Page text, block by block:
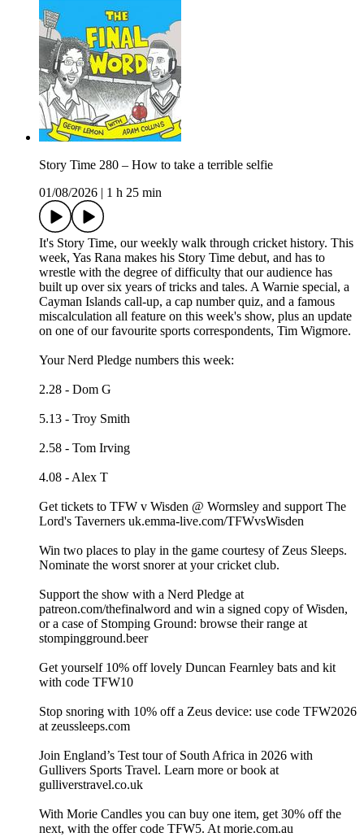
Story Time 280 – How to take a terrible selfie
01/08/2026
1 h 25 min
It's Story Time, our weekly walk through cricket history. This
week, Yas Rana makes his Story Time debut, and has to
wrestle with the degree of difficulty that our audience has
built up over six years of tricks and tales. A Warnie special, a
Cayman Islands call-up, a cap number quiz, and a famous
miscalculation all feature on this week's show, plus an update
on one of our favourite sports correspondents, Tim Wigmore.
Your Nerd Pledge numbers this week:
2.28 - Dom G
5.13 - Troy Smith
2.58 - Tom Irving
4.08 - Alex T
Get tickets to TFW v Wisden @ Wormsley and support The
Lord's Taverners ⁠⁠⁠⁠uk.emma-live.com/TFWvsWisden⁠⁠⁠⁠
Win two places to play in the game courtesy of Zeus Sleeps.
⁠⁠⁠⁠Nominate the worst snorer at your cricket club. ⁠⁠⁠
Support the show with a Nerd Pledge at
⁠⁠⁠⁠⁠⁠⁠⁠⁠⁠⁠⁠⁠⁠⁠⁠⁠⁠⁠⁠⁠⁠⁠⁠⁠⁠⁠⁠⁠⁠⁠⁠⁠⁠⁠⁠⁠⁠⁠⁠⁠⁠⁠⁠⁠⁠⁠⁠⁠⁠⁠⁠⁠⁠⁠⁠⁠⁠⁠⁠⁠⁠⁠⁠⁠⁠⁠⁠⁠⁠⁠⁠⁠⁠⁠⁠⁠⁠⁠⁠⁠⁠⁠⁠⁠⁠⁠⁠⁠⁠⁠⁠⁠⁠⁠⁠⁠⁠⁠⁠⁠⁠⁠⁠⁠⁠⁠patreon.com/thefinalword⁠⁠⁠⁠⁠⁠⁠⁠⁠⁠⁠⁠⁠⁠⁠⁠⁠⁠⁠⁠⁠⁠⁠⁠⁠⁠⁠⁠⁠⁠⁠⁠⁠⁠⁠⁠⁠⁠⁠⁠⁠⁠⁠⁠⁠⁠⁠⁠⁠⁠⁠⁠⁠⁠⁠⁠⁠⁠⁠⁠⁠⁠⁠⁠⁠⁠⁠⁠⁠⁠⁠⁠⁠⁠⁠⁠⁠⁠⁠⁠⁠⁠⁠⁠⁠⁠⁠⁠⁠⁠⁠⁠⁠⁠⁠⁠⁠⁠ ⁠⁠⁠⁠⁠⁠⁠⁠⁠and win a signed copy of Wisden,
or a case of Stomping Ground: browse their range at
⁠⁠⁠⁠⁠⁠⁠⁠⁠⁠⁠⁠⁠⁠⁠⁠⁠⁠⁠⁠⁠⁠⁠⁠⁠⁠⁠stompingground.beer⁠⁠⁠⁠⁠⁠⁠⁠⁠⁠⁠⁠⁠⁠⁠⁠⁠⁠⁠⁠⁠⁠⁠⁠⁠⁠⁠⁠⁠⁠⁠⁠⁠⁠⁠⁠⁠⁠⁠⁠⁠⁠⁠⁠⁠⁠⁠⁠⁠⁠⁠⁠⁠⁠⁠⁠⁠⁠⁠⁠⁠⁠⁠
Get yourself 10% off lovely ⁠⁠⁠⁠⁠⁠⁠⁠⁠⁠⁠⁠⁠⁠⁠⁠⁠Duncan Fearnley ⁠⁠⁠⁠⁠⁠⁠⁠⁠⁠⁠⁠⁠⁠⁠⁠⁠bats and kit
with code TFW10
Stop snoring with 10% off a Zeus device: use code TFW2026
at ⁠⁠⁠⁠⁠⁠⁠⁠⁠⁠⁠⁠⁠⁠⁠⁠⁠⁠⁠⁠⁠⁠⁠⁠⁠⁠⁠⁠⁠⁠⁠⁠⁠⁠⁠⁠⁠⁠⁠⁠⁠⁠⁠⁠⁠⁠⁠⁠⁠⁠⁠⁠⁠⁠⁠⁠⁠⁠⁠⁠⁠⁠⁠⁠⁠zeussleeps.com⁠⁠⁠⁠⁠⁠⁠⁠⁠⁠⁠⁠⁠⁠⁠⁠⁠⁠⁠⁠⁠⁠⁠⁠⁠⁠⁠⁠⁠⁠⁠⁠⁠⁠⁠⁠⁠⁠⁠⁠⁠⁠⁠⁠⁠⁠⁠⁠⁠⁠⁠⁠⁠⁠⁠⁠⁠⁠⁠⁠⁠⁠⁠⁠⁠
Join England’s Test tour of South Africa in 2026 with
Gullivers Sports Travel. Learn more or book at
⁠⁠⁠⁠⁠⁠⁠⁠⁠⁠⁠⁠gulliverstravel.co.uk⁠⁠⁠⁠⁠⁠⁠⁠⁠⁠⁠
With Morie Candles you can buy one item, get 30% off the
next, with the offer code TFW5. At ⁠⁠⁠⁠⁠⁠⁠⁠⁠⁠morie.com.au⁠⁠⁠⁠⁠⁠⁠⁠⁠⁠